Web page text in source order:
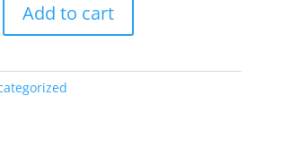
Add to cart